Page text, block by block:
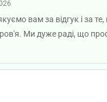
вам за відгук і за
Ми дуже раді, що
Ксенії Любишко
з проблемою і ви
лікування. Бажаємо